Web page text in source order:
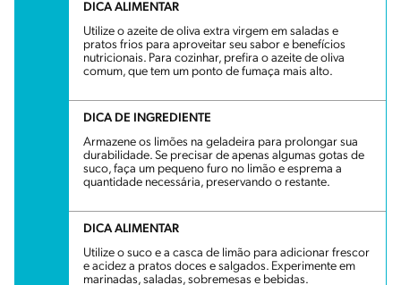
DICA ALIMENTAR
Utilize o azeite de oliva extra virgem em saladas e
pratos frios para aproveitar seu sabor e benefícios
nutricionais. Para cozinhar, prefira o azeite de oliva
comum, que tem um ponto de fumaça mais alto.
DICA DE INGREDIENTE
Armazene os limões na geladeira para prolongar sua
durabilidade. Se precisar de apenas algumas gotas de
suco, faça um pequeno furo no limão e esprema a
quantidade necessária, preservando o restante.
DICA ALIMENTAR
Utilize o suco e a casca de limão para adicionar frescor
e acidez a pratos doces e salgados. Experimente em
marinadas, saladas, sobremesas e bebidas.